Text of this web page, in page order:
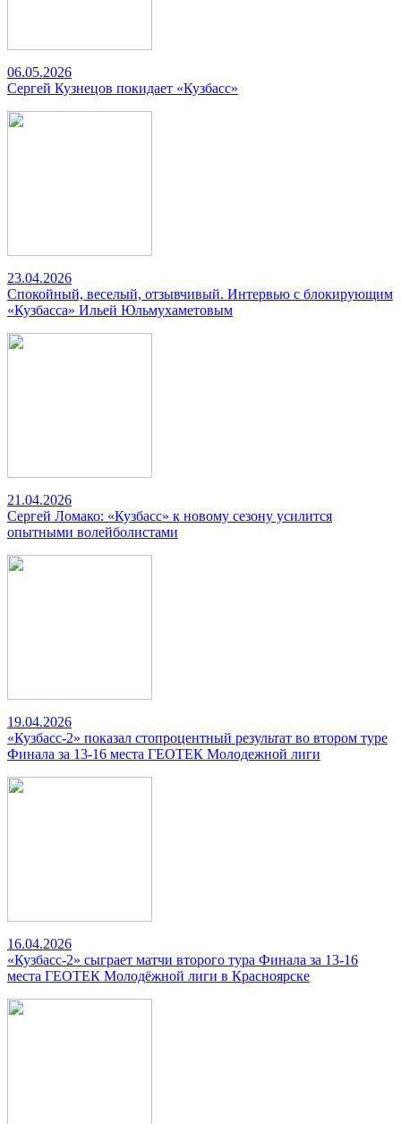
06.05.2026
Сергей Кузнецов покидает «Кузбасс»
23.04.2026
Спокойный, веселый, отзывчивый. Интервью с блокирующим
«Кузбасса» Ильей Юльмухаметовым
21.04.2026
Сергей Ломако: «Кузбасс» к новому сезону усилится
опытными волейболистами
19.04.2026
«Кузбасс-2» показал стопроцентный результат во втором туре
Финала за 13-16 места ГЕОТЕК Молодежной лиги
16.04.2026
«Кузбасс-2» сыграет матчи второго тура Финала за 13-16
места ГЕОТЕК Молодёжной лиги в Красноярске